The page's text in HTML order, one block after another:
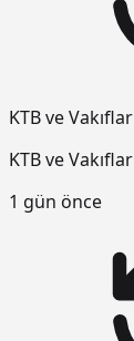
KTB ve
KTB ve
1 gün önce